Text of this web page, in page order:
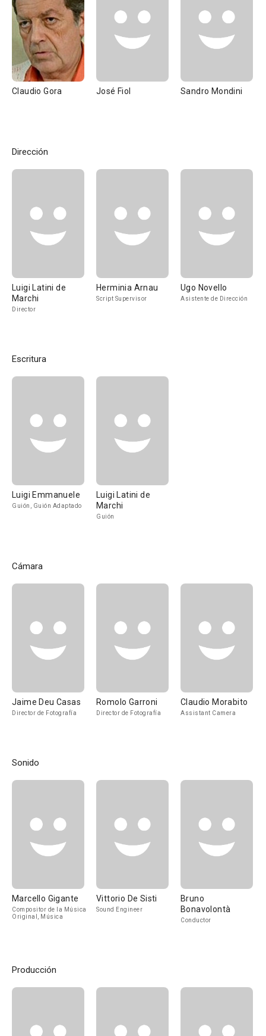
Claudio Gora José Fiol Sandro Mondini
Dirección
Luigi Latini de
Marchi
Director
Herminia Arnau
Script Supervisor
Ugo Novello
Asistente de Dirección
Escritura
Luigi Emmanuele
Guión, Guión Adaptado
Luigi Latini de
Marchi
Guión
Cámara
Jaime Deu Casas
Director de Fotografía
Romolo Garroni
Director de Fotografía
Claudio Morabito
Assistant Camera
Sonido
Marcello Gigante
Compositor de la Música
Original, Música
Vittorio De Sisti
Sound Engineer
Bruno
Bonavolontà
Conductor
Producción